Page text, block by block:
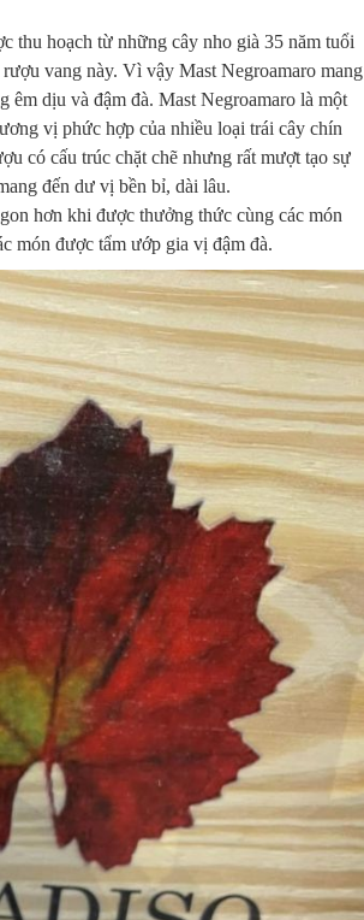
thu hoạch từ những cây nho già 35 năm tuổi
vang này. Vì vậy Mast Negroamaro mang
êm dịu và đậm đà. Mast Negroamaro là một
vị phức hợp của nhiều loại trái cây chín
có cấu trúc chặt chẽ nhưng rất mượt tạo sự
đến dư vị bền bỉ, dài lâu.
hơn khi được thưởng thức cùng các món
món được tẩm ướp gia vị đậm đà.